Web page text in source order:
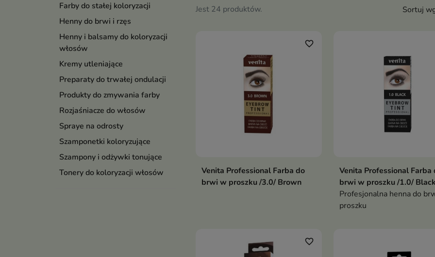
Farby do stałej koloryzacji
Henny do brwi i rzęs
Henny i balsamy do koloryzacji
włosów
Kremy utleniające
Preparaty do trwałej ondulacji
Produkty do zmywania farby
Rozjaśniacze do włosów
Spraye na odrosty
Szamponetki koloryzujące
Szampony i odżywki tonujące
Tonery do koloryzacji włosów
Jest 24 produktów. Sortuj
favorite_border
Venita Professional Farba do
brwi w proszku /3.0/ Brown
Venita Professional Farba
brwi w proszku /1.0/ Black
Profesjonalna henna do
proszku
favorite_border